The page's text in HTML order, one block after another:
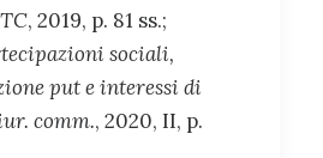
, 2019, p. 81 ss.;
sociali,
put e interessi di
comm., 2020, II, p.